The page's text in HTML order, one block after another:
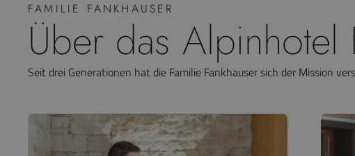
FAMILIE FANKHAUSER
Über das Alpinhotel
Seit drei Generationen hat die Familie Fankhauser sich der Mission